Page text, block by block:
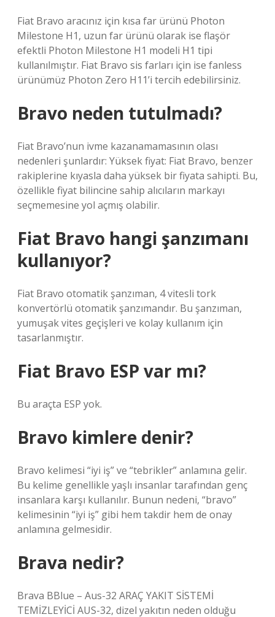
Fiat Bravo aracınız için kısa far ürünü Photon
Milestone H1, uzun far ürünü olarak ise flaşör
efektli Photon Milestone H1 modeli H1 tipi
kullanılmıştır. Fiat Bravo sis farları için ise fanless
ürünümüz Photon Zero H11’i tercih edebilirsiniz.
Bravo neden tutulmadı?
Fiat Bravo’nun ivme kazanamamasının olası
nedenleri şunlardır: Yüksek fiyat: Fiat Bravo, benzer
rakiplerine kıyasla daha yüksek bir fiyata sahipti. Bu,
özellikle fiyat bilincine sahip alıcıların markayı
seçmemesine yol açmış olabilir.
Fiat Bravo hangi şanzımanı
kullanıyor?
Fiat Bravo otomatik şanzıman, 4 vitesli tork
konvertörlü otomatik şanzımandır. Bu şanzıman,
yumuşak vites geçişleri ve kolay kullanım için
tasarlanmıştır.
Fiat Bravo ESP var mı?
Bu araçta ESP yok.
Bravo kimlere denir?
Bravo kelimesi “iyi iş” ve “tebrikler” anlamına gelir.
Bu kelime genellikle yaşlı insanlar tarafından genç
insanlara karşı kullanılır. Bunun nedeni, “bravo”
kelimesinin “iyi iş” gibi hem takdir hem de onay
anlamına gelmesidir.
Brava nedir?
Brava BBlue – Aus-32 ARAÇ YAKIT SİSTEMİ
TEMİZLEYİCİ AUS-32, dizel yakıtın neden olduğu